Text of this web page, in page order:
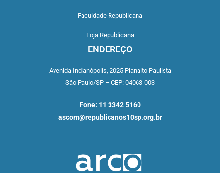
Faculdade Republicana
Loja Republicana
ENDEREÇO
Avenida Indianópolis, 2025 Planalto Paulista
São Paulo/SP – CEP: 04063-003
Fone: 11 3342 5160
ascom@republicanos10sp.org.br